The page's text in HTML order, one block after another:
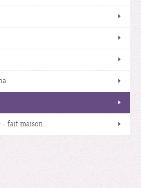
fait maison...